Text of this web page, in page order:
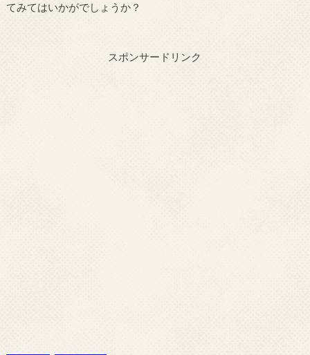
てみてはいかがでしょうか？
スポンサードリンク